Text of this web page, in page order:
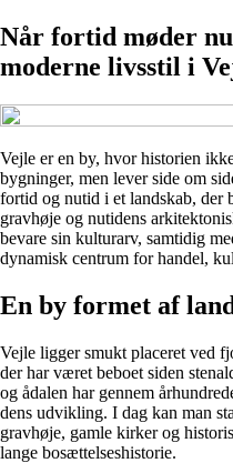
Når fortid møder
moderne livsstil i
Vejle er en by, hvor historien
bygninger, men lever side om
fortid og nutid i et landskab, der
gravhøje og nutidens
bevare sin kulturarv, samtidig
dynamisk centrum for handel,
En by formet af
Vejle ligger smukt placeret ved
der har været beboet siden
og ådalen har gennem
dens udvikling. I dag kan man
gravhøje, gamle kirker og
lange bosættelseshistorie.